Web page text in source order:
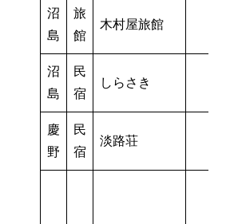
沼
島
旅
館
木村屋旅館
沼
島
民
宿
しらさき
慶
野
民
宿
淡路荘